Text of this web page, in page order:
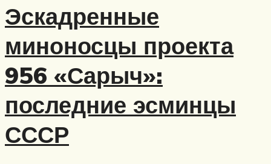
Эскадренные
миноносцы проекта
956 «Сарыч»:
последние эсминцы
СССР